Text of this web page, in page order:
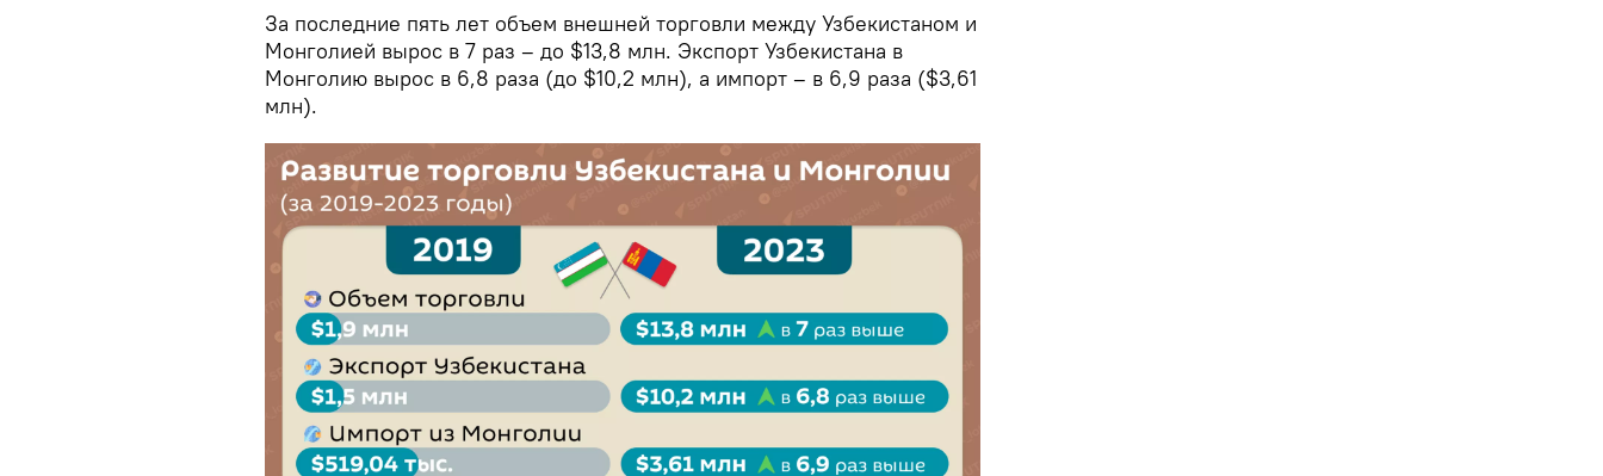
За последние пять лет объем внешней торговли между Узбекистаном и
Монголией вырос в 7 раз – до $13,8 млн. Экспорт Узбекистана в
Монголию вырос в 6,8 раза (до $10,2 млн), а импорт – в 6,9 раза ($3,61
млн).